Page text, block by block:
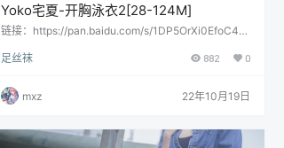
Yoko宅夏-开胸泳衣2[28-124M]
链接：https://pan.baidu.com/s/1DP5OrXi0EfoC4L
网盘手机App，操作更方便哦 会员用户直接提取：
足丝袜 882 0
mxz 22年10月19日